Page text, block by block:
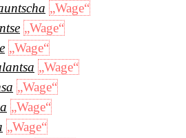
„Wage“
„Wage“
„Wage“
„Wage“
„Wage“
„Wage“
„Wage“